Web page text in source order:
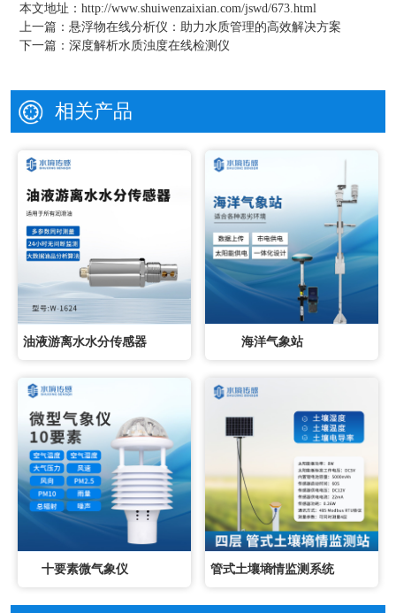
本文地址： http://www.shuiwenzaixian.com/jswd/673.html
上一篇： 悬浮物在线分析仪：助力水质管理的高效解决方案
下一篇： 深度解析水质浊度在线检测仪
相关产品
油液游离水水分传感器 海洋气象站
十要素微气象仪 管式土壤墒情监测系统